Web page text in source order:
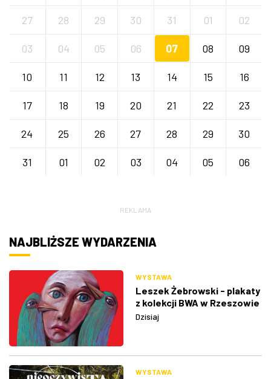
27 28 29 30 31 01 02
03 04 05 06 07 08 09
10 11 12 13 14 15 16
17 18 19 20 21 22 23
24 25 26 27 28 29 30
31 01 02 03 04 05 06
REKLAMA
NAJBLIŻSZE WYDARZENIA
WYSTAWA
Leszek Żebrowski - plakaty
z kolekcji BWA w Rzeszowie
Dzisiaj
WYSTAWA